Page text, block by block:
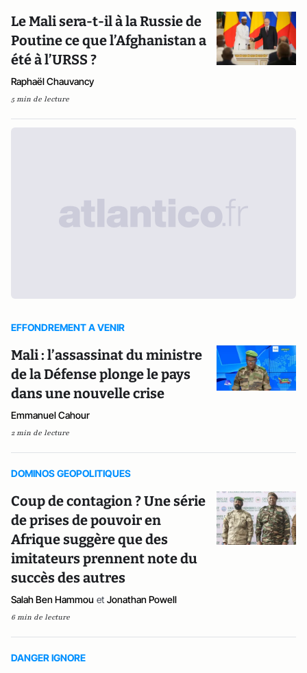
Le Mali sera-t-il à la Russie de
Poutine ce que l’Afghanistan a
été à l’URSS ?
Raphaël Chauvancy
5 min de lecture
EFFONDREMENT A VENIR
Mali : l’assassinat du ministre
de la Défense plonge le pays
dans une nouvelle crise
Emmanuel Cahour
2 min de lecture
DOMINOS GEOPOLITIQUES
Coup de contagion ? Une série
de prises de pouvoir en
Afrique suggère que des
imitateurs prennent note du
succès des autres
Salah Ben Hammou et Jonathan Powell
6 min de lecture
DANGER IGNORE